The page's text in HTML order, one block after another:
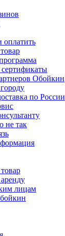
оплатить
Обойкин
по России
не так
лицам